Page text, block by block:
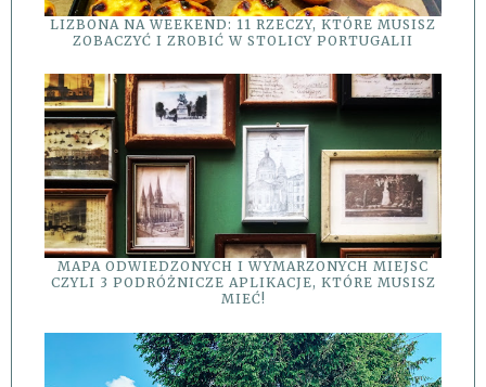
LIZBONA NA WEEKEND: 11 RZECZY, KTÓRE MUSISZ
ZOBACZYĆ I ZROBIĆ W STOLICY PORTUGALII
MAPA ODWIEDZONYCH I WYMARZONYCH MIEJSC
CZYLI 3 PODRÓŻNICZE APLIKACJE, KTÓRE MUSISZ
MIEĆ!